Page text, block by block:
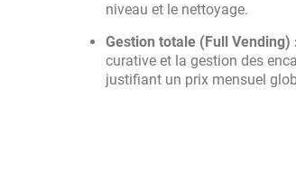
niveau et le nettoyage.
Gestion totale (Full Vending)
curative et la gestion des
justifiant un prix mensuel